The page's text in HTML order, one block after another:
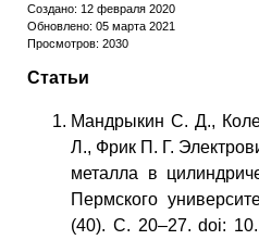
Создано: 12 февраля 2020
Обновлено: 05 марта 2021
Просмотров: 2030
Статьи
Мандрыкин С. Д.,
Л., Фрик П. Г.
металла в
Пермского
(40). С. 20–27. doi: